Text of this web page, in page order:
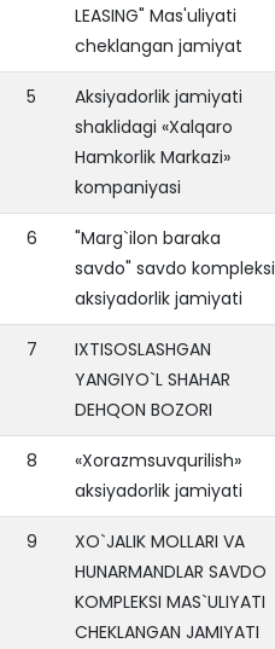
LEASING" Mas'uliyati
cheklangan jamiyat
5
Aksiyadorlik jamiyati
shaklidagi «Xalqaro
Hamkorlik Markazi»
kompaniyasi
6
"Marg`ilon baraka
savdo" savdo kompleksi
aksiyadorlik jamiyati
7
IXTISOSLASHGAN
YANGIYO`L SHAHAR
DEHQON BOZORI
8
«Xorazmsuvqurilish»
aksiyadorlik jamiyati
9
XO`JALIK MOLLARI VA
HUNARMANDLAR SAVDO
KOMPLEKSI MAS`ULIYATI
CHEKLANGAN JAMIYATI